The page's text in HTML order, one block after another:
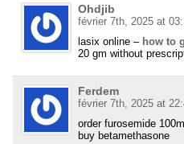
Ohdjib
février 7th, 2025 at
lasix online – how to
20 gm without
Ferdem
février 7th, 2025 at
order furosemide
buy betamethasone